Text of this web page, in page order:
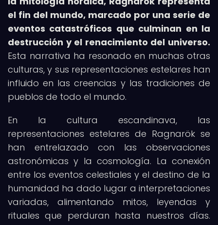
el fin del mundo, marcado por una serie de
eventos catastróficos que culminan en la
destrucción y el renacimiento del universo.
Esta narrativa ha resonado en muchas otras
culturas, y sus representaciones estelares han
influido en las creencias y las tradiciones de
pueblos de todo el mundo.
En la cultura escandinava, las
representaciones estelares de Ragnarök se
han entrelazado con las observaciones
astronómicas y la cosmología. La conexión
entre los eventos celestiales y el destino de la
humanidad ha dado lugar a interpretaciones
variadas, alimentando mitos, leyendas y
rituales que perduran hasta nuestros días.